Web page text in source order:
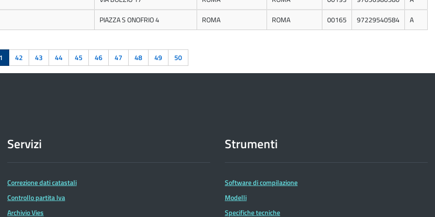
PIAZZA S ONOFRIO 4 ROMA ROMA 00165 97229540584 A
42 43 44 45 46 47 48 49 50
Servizi
Correzione dati catastali
Controllo partita Iva
Archivio Vies
Strumenti
Software di compilazione
Modelli
Specifiche tecniche